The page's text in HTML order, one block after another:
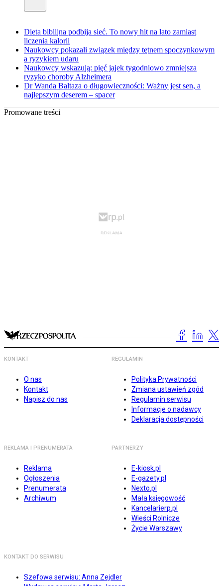
Dieta biblijna podbija sieć. To nowy hit na lato zamiast
liczenia kalorii
Naukowcy pokazali związek między tętnem spoczynkowym
a ryzykiem udaru
Naukowcy wskazują: pięć jajek tygodniowo zmniejsza
ryzyko choroby Alzheimera
Dr Wanda Baltaza o długowieczności: Ważny jest sen, a
najlepszym deserem – spacer
Promowane treści
KONTAKT
O nas
Kontakt
Napisz do nas
REGULAMIN
Polityka Prywatności
Zmiana ustawień zgód
Regulamin serwisu
Informacje o nadawcy
Deklaracja dostępności
REKLAMA I PRENUMERATA
Reklama
Ogłoszenia
Prenumerata
Archiwum
PARTNERZY
E-kiosk.pl
E-gazety.pl
Nexto.pl
Mała księgowość
Kancelarierp.pl
Wieści Rolnicze
Życie Warszawy
KONTAKT DO SERWISU
Szefowa serwisu: Anna Zejdler